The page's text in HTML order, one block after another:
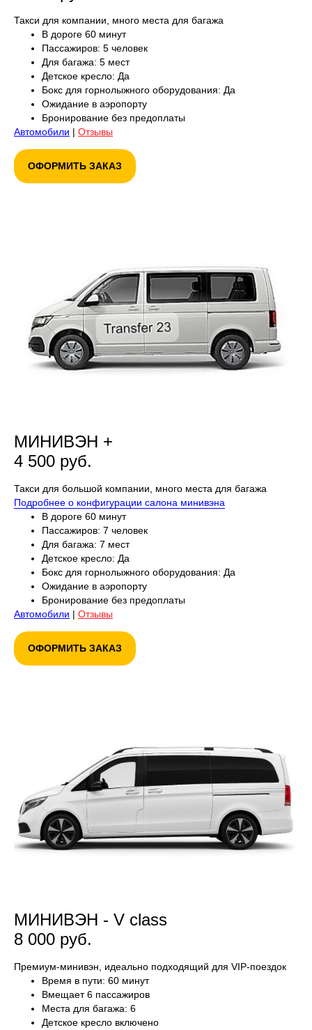
Такси для компании, много места для багажа
В дороге 60 минут
Пассажиров: 5 человек
Для багажа: 5 мест
Детское кресло: Да
Бокс для горнолыжного оборудования: Да
Ожидание в аэропорту
Бронирование без предоплаты
Автомобили | Отзывы
ОФОРМИТЬ ЗАКАЗ
МИНИВЭН +
4 500 руб.
Такси для большой компании, много места для багажа
Подробнее о конфигурации салона минивэна
В дороге 60 минут
Пассажиров: 7 человек
Для багажа: 7 мест
Детское кресло: Да
Бокс для горнолыжного оборудования: Да
Ожидание в аэропорту
Бронирование без предоплаты
Автомобили | Отзывы
ОФОРМИТЬ ЗАКАЗ
МИНИВЭН - V class
8 000 руб.
Премиум-минивэн, идеально подходящий для VIP-поездок
Время в пути: 60 минут
Вмещает 6 пассажиров
Места для багажа: 6
Детское кресло включено